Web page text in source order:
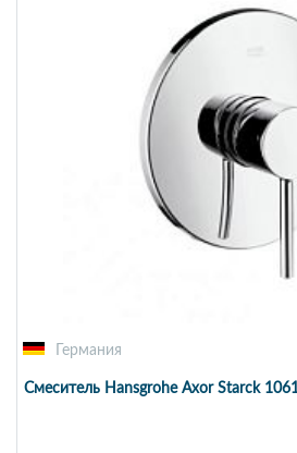
Германия
Смеситель Hansgrohe Axor Starck